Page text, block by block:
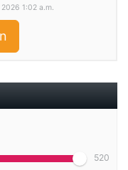
1:02 a.m.
520